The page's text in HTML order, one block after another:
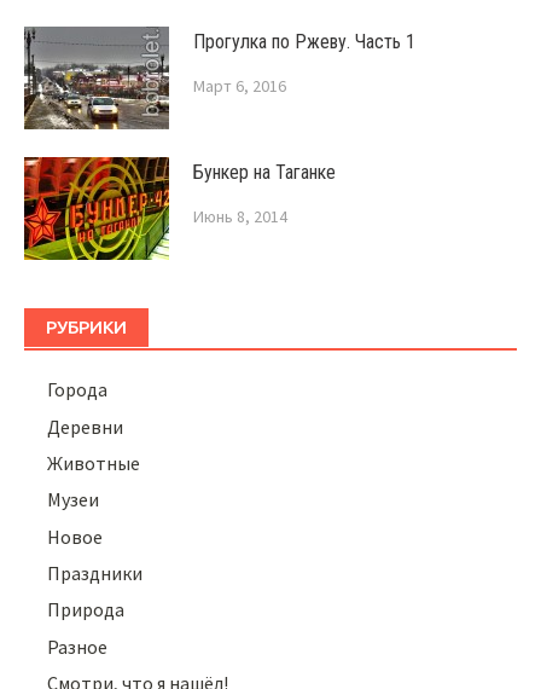
Прогулка по Ржеву. Часть 1
Март 6, 2016
Бункер на Таганке
Июнь 8, 2014
РУБРИКИ
Города
Деревни
Животные
Музеи
Новое
Праздники
Природа
Разное
Смотри, что я нашёл!